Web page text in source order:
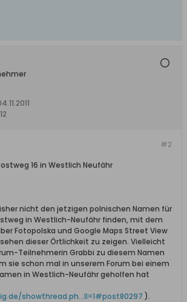
#2
16 in Westlich Neufähr
nicht den jetzigen polnischen Namen für
in Westlich-Neufähr finden, mit dem
Fotopolska und Google Maps Street View
dieser Örtlichkeit zu zeigen. Vielleicht
Teilnehmerin Grabbi zu diesem Namen
sie schon mal in unserem Forum bei einem
in Westlich-Neufähr geholfen hat
showthread.ph...ll=1#post80297 ).